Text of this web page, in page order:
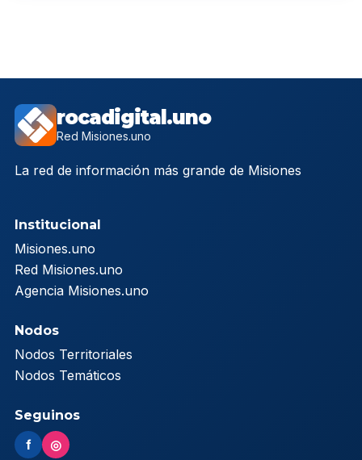
rocadigital.uno
Red Misiones.uno
La red de información más grande de Misiones
Institucional
Misiones.uno
Red Misiones.uno
Agencia Misiones.uno
Nodos
Nodos Territoriales
Nodos Temáticos
Seguinos
f ◎